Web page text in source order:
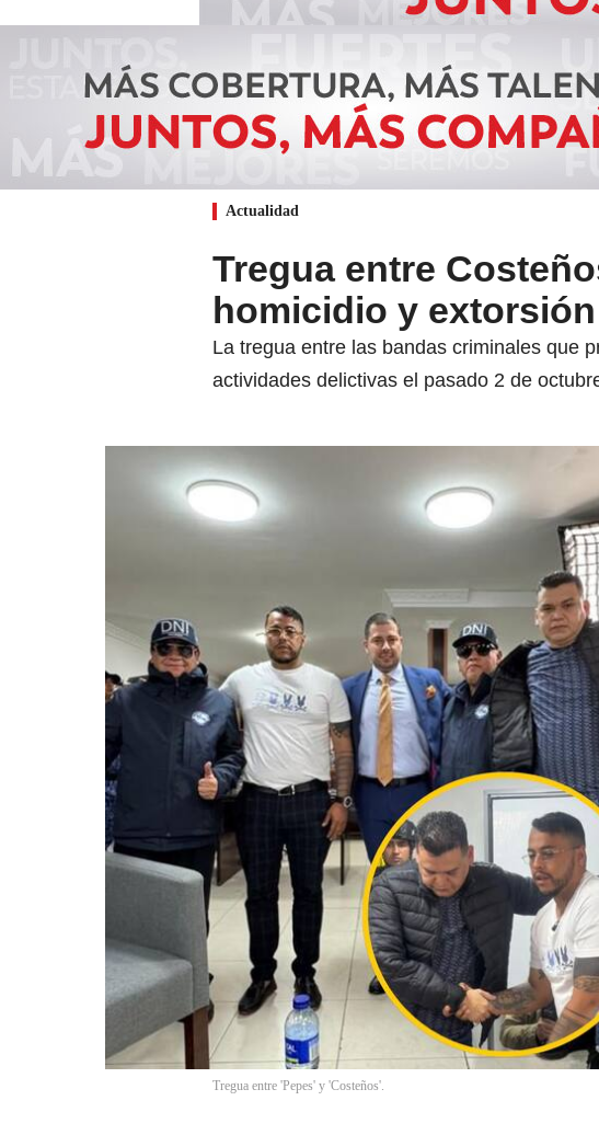
Actualidad
Tregua entre
homicidio y
La tregua entre las bandas criminales que
actividades delictivas el pasado 2 de
Tregua entre 'Pepes' y 'Costeños'.